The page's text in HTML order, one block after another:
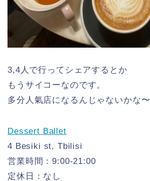
3,4人で行ってシェアするとか
もうサイコーなのです。
多分人氣店になるんじゃないかな〜
Dessert Ballet
4 Besiki st, Tbilisi
営業時間：9:00-21:00
定休日：なし